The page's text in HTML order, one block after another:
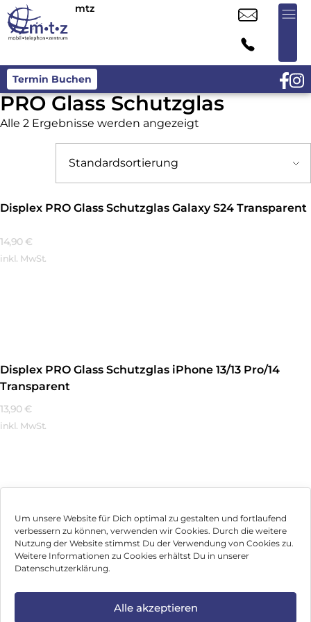
Um unsere Website für Dich optimal zu gestalten und fortlaufend
verbessern zu können, verwenden wir Cookies. Durch die weitere
Nutzung der Website stimmst Du der Verwendung von Cookies zu.
Weitere Informationen zu Cookies erhältst Du in unserer
Datenschutzerklärung.
Alle akzeptieren
mtz
Termin Buchen
PRO Glass Schutzglas
Alle 2 Ergebnisse werden angezeigt
Displex PRO Glass Schutzglas Galaxy S24 Transparent
14,90 €
inkl. MwSt.
Displex PRO Glass Schutzglas iPhone 13/13 Pro/14
Transparent
13,90 €
inkl. MwSt.
Impressum